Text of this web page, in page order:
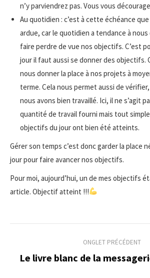
n’y parviendrez pas. Vous vous
Au quotidien : c’est à cette échéance
ardue, car le quotidien a tendance à nous
faire perdre de vue nos objectifs. C’est
jour il faut aussi se donner des objectifs.
nous donner la place à nos projets à
terme. Cela nous permet aussi de
nous avons bien travaillé. Ici, il ne s’agit
quantité de travail fourni mais tout
objectifs du jour ont bien été atteints.
Gérer son temps c’est donc garder la place
jour pour faire avancer nos objectifs.
Pour moi, aujourd’hui, un de mes objectifs
article. Objectif atteint !!!
de
ONGLET PRÉCÉDENT
Onglet
Le livre blanc de la